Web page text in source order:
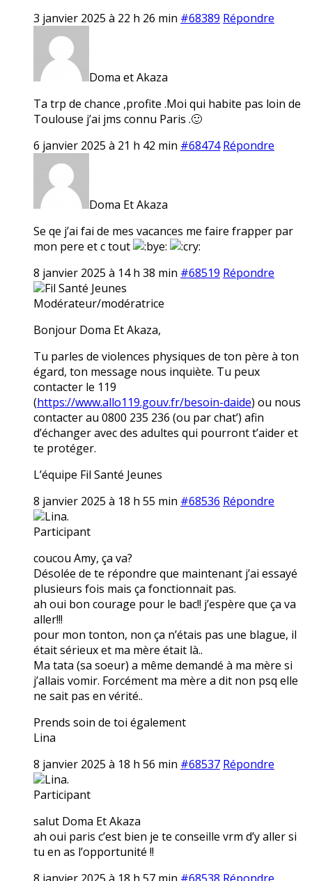
3 janvier 2025 à 22 h 26 min #68389 Répondre
Doma et Akaza
Ta trp de chance ,profite .Moi qui habite pas loin de
Toulouse j’ai jms connu Paris .🙂
6 janvier 2025 à 21 h 42 min #68474 Répondre
Doma Et Akaza
Se qe j’ai fai de mes vacances me faire frapper par
mon pere et c tout
8 janvier 2025 à 14 h 38 min #68519 Répondre
Fil Santé Jeunes
Modérateur/modératrice
Bonjour Doma Et Akaza,
Tu parles de violences physiques de ton père à ton
égard, ton message nous inquiète. Tu peux
contacter le 119
(https://www.allo119.gouv.fr/besoin-daide) ou nous
contacter au 0800 235 236 (ou par chat’) afin
d’échanger avec des adultes qui pourront t’aider et
te protéger.
L’équipe Fil Santé Jeunes
8 janvier 2025 à 18 h 55 min #68536 Répondre
Lina.
Participant
coucou Amy, ça va?
Désolée de te répondre que maintenant j’ai essayé
plusieurs fois mais ça fonctionnait pas.
ah oui bon courage pour le bac!! j’espère que ça va
aller!!!
pour mon tonton, non ça n’étais pas une blague, il
était sérieux et ma mère était là..
Ma tata (sa soeur) a même demandé à ma mère si
j’allais vomir. Forcément ma mère a dit non psq elle
ne sait pas en vérité..
Prends soin de toi également
Lina
8 janvier 2025 à 18 h 56 min #68537 Répondre
Lina.
Participant
salut Doma Et Akaza
ah oui paris c’est bien je te conseille vrm d’y aller si
tu en as l’opportunité !!